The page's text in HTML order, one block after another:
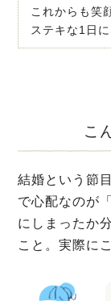
これからも笑
ステキな1日
こ
結婚という節
で心配なのが
にしまったか
こと。実際に